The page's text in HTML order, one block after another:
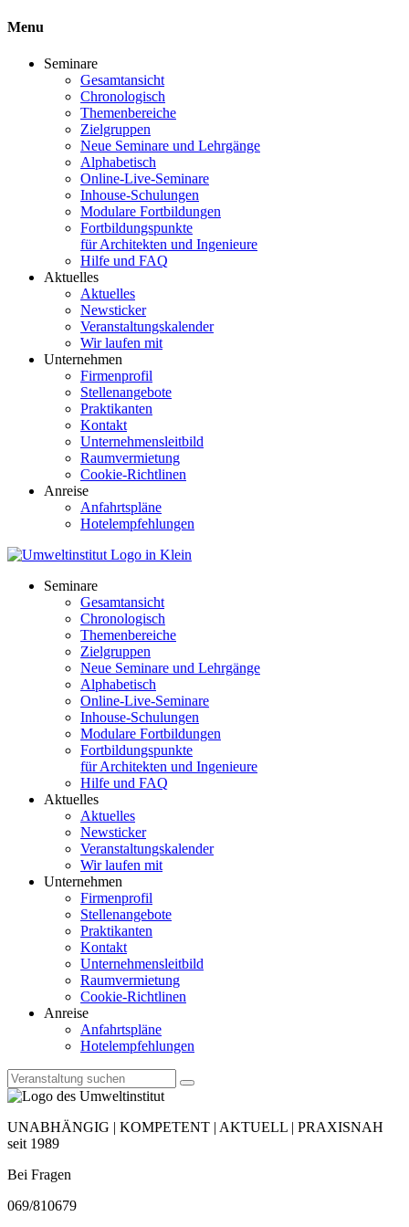
Menu
Seminare
Gesamtansicht
Chronologisch
Themenbereiche
Zielgruppen
Neue Seminare und Lehrgänge
Alphabetisch
Online-Live-Seminare
Inhouse-Schulungen
Modulare Fortbildungen
Fortbildungspunkte
für Architekten und Ingenieure
Hilfe und FAQ
Aktuelles
Aktuelles
Newsticker
Veranstaltungskalender
Wir laufen mit
Unternehmen
Firmenprofil
Stellenangebote
Praktikanten
Kontakt
Unternehmensleitbild
Raumvermietung
Cookie-Richtlinen
Anreise
Anfahrtspläne
Hotelempfehlungen
Seminare
Gesamtansicht
Chronologisch
Themenbereiche
Zielgruppen
Neue Seminare und Lehrgänge
Alphabetisch
Online-Live-Seminare
Inhouse-Schulungen
Modulare Fortbildungen
Fortbildungspunkte
für Architekten und Ingenieure
Hilfe und FAQ
Aktuelles
Aktuelles
Newsticker
Veranstaltungskalender
Wir laufen mit
Unternehmen
Firmenprofil
Stellenangebote
Praktikanten
Kontakt
Unternehmensleitbild
Raumvermietung
Cookie-Richtlinen
Anreise
Anfahrtspläne
Hotelempfehlungen
UNABHÄNGIG | KOMPETENT | AKTUELL | PRAXISNAH
seit 1989
Bei Fragen
069/810679